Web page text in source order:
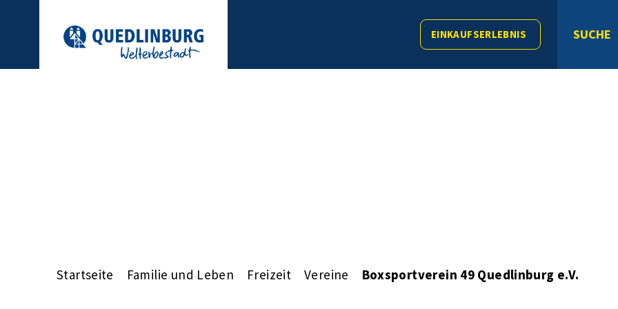
EINKAUFSERLEBNIS SUCHE
Startseite Familie und Leben Freizeit Vereine Boxsportverein 49 Quedlinburg e.V.